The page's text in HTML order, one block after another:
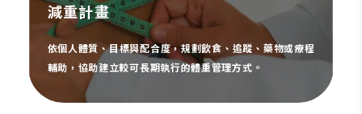
減重計畫
依個人體質、目標與配合度，規劃飲食、追蹤、藥物或療程
輔助，協助建立較可長期執行的體重管理方式。